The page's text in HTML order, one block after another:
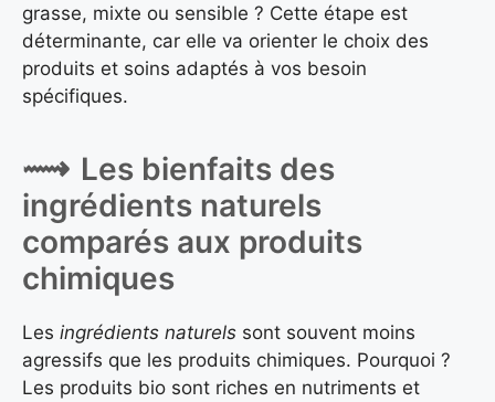
grasse, mixte ou sensible ? Cette étape est
déterminante, car elle va orienter le choix des
produits et soins adaptés à vos besoin
spécifiques.
Les bienfaits des
ingrédients naturels
comparés aux produits
chimiques
Les ingrédients naturels sont souvent moins
agressifs que les produits chimiques. Pourquoi ?
Les produits bio sont riches en nutriments et